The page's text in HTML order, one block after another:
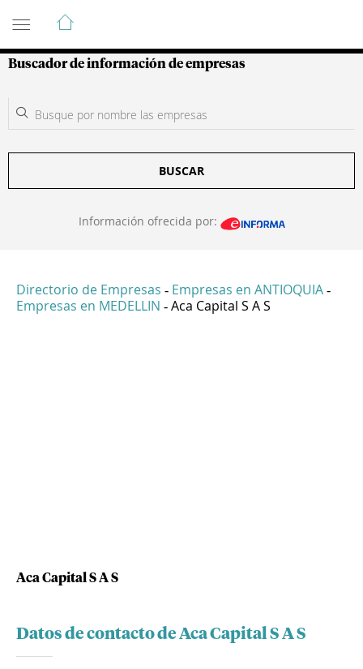
Guía de Empresas Colombianas
Buscador de información de empresas
BUSCAR
Información ofrecida por:
Directorio de Empresas - Empresas en ANTIOQUIA -
Empresas en MEDELLIN - Aca Capital S A S
Aca Capital S A S
Datos de contacto de Aca Capital S A S